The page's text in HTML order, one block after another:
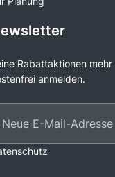
Rabattaktionen
anmelden.